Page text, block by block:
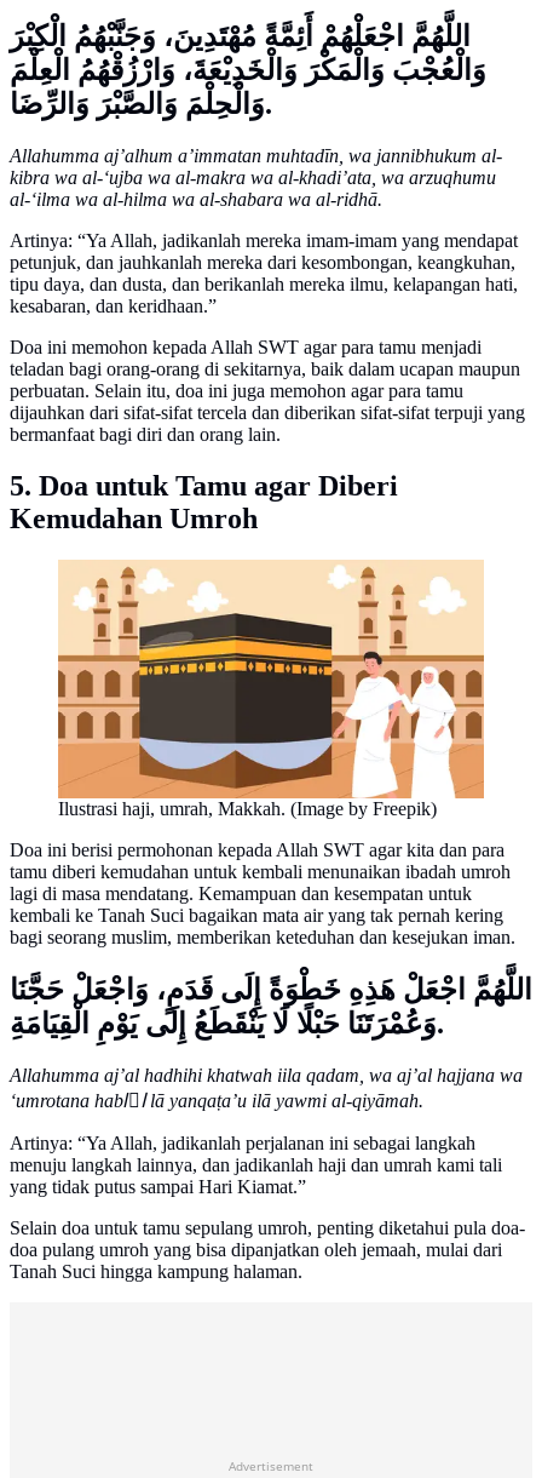
اللَّهُمَّ اجْعَلْهُمْ أَئِمَّةً مُهْتَدِينَ، وَجَنَّبْهُمُ الْكِبْرَ
وَالْعُجْبَ وَالْمَكْرَ وَالْخَدِيْعَةَ، وَارْزُقْهُمُ الْعِلْمَ
وَالْحِلْمَ وَالصَّبْرَ وَالرِّضَا.
Allahumma aj’alhum a’immatan muhtadīn, wa jannibhukum al-
kibra wa al-‘ujba wa al-makra wa al-khadi’ata, wa arzuqhumu
al-‘ilma wa al-hilma wa al-shabara wa al-ridhā.
Artinya: “Ya Allah, jadikanlah mereka imam-imam yang mendapat
petunjuk, dan jauhkanlah mereka dari kesombongan, keangkuhan,
tipu daya, dan dusta, dan berikanlah mereka ilmu, kelapangan hati,
kesabaran, dan keridhaan.”
Doa ini memohon kepada Allah SWT agar para tamu menjadi
teladan bagi orang-orang di sekitarnya, baik dalam ucapan maupun
perbuatan. Selain itu, doa ini juga memohon agar para tamu
dijauhkan dari sifat-sifat tercela dan diberikan sifat-sifat terpuji yang
bermanfaat bagi diri dan orang lain.
5. Doa untuk Tamu agar Diberi
Kemudahan Umroh
Ilustrasi haji, umrah, Makkah. (Image by Freepik)
Doa ini berisi permohonan kepada Allah SWT agar kita dan para
tamu diberi kemudahan untuk kembali menunaikan ibadah umroh
lagi di masa mendatang. Kemampuan dan kesempatan untuk
kembali ke Tanah Suci bagaikan mata air yang tak pernah kering
bagi seorang muslim, memberikan keteduhan dan kesejukan iman.
اللَّهُمَّ اجْعَلْ هَذِهِ خَطْوَةً إِلَى قَدَمٍ، وَاجْعَلْ حَجَّنَا
وَعُمْرَتَنَا حَبْلًا لَا يَنْقَطَعُ إِلَى يَوْمِ الْقِيَامَةِ.
Allahumma aj’al hadhihi khatwah iila qadam, wa aj’al hajjana wa
‘umrotana hablًا lā yanqaṭa’u ilā yawmi al-qiyāmah.
Artinya: “Ya Allah, jadikanlah perjalanan ini sebagai langkah
menuju langkah lainnya, dan jadikanlah haji dan umrah kami tali
yang tidak putus sampai Hari Kiamat.”
Selain doa untuk tamu sepulang umroh, penting diketahui pula doa-
doa pulang umroh yang bisa dipanjatkan oleh jemaah, mulai dari
Tanah Suci hingga kampung halaman.
Advertisement